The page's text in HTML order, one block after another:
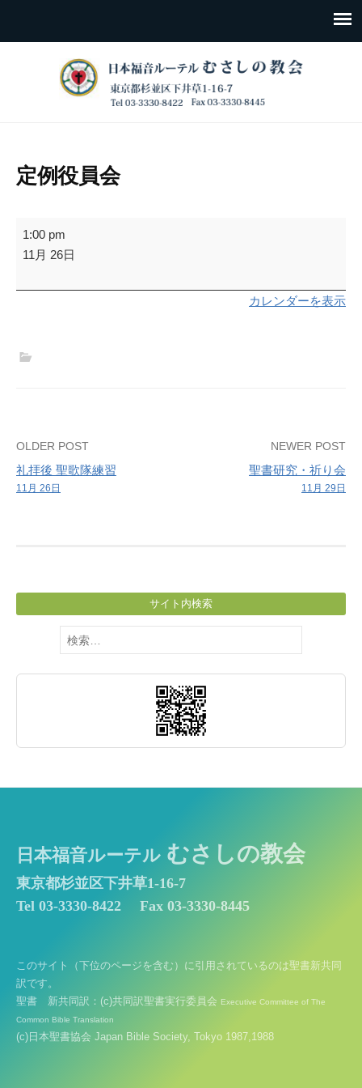
定例役員会
定
例
員
1:00 pm
11月 26日
カレンダーを表示
Post
navigation
OLDER POST
礼拝後 聖歌隊練習
11月 26日
NEWER POST
聖書研究・祈り会
11月 29日
サイト内検索
検
索:
日本福音ルーテル むさしの教会
東京都杉並区下井草1-16-7
Tel 03-3330-8422
Fax 03-3330-8445
このサイト（下位のページを含む）に引用されているのは聖書新共同
訳です。
聖書 新共同訳：(c)共同訳聖書実行委員会 Executive Committee of The
Common Bible Translation
(c)日本聖書協会 Japan Bible Society, Tokyo 1987,1988